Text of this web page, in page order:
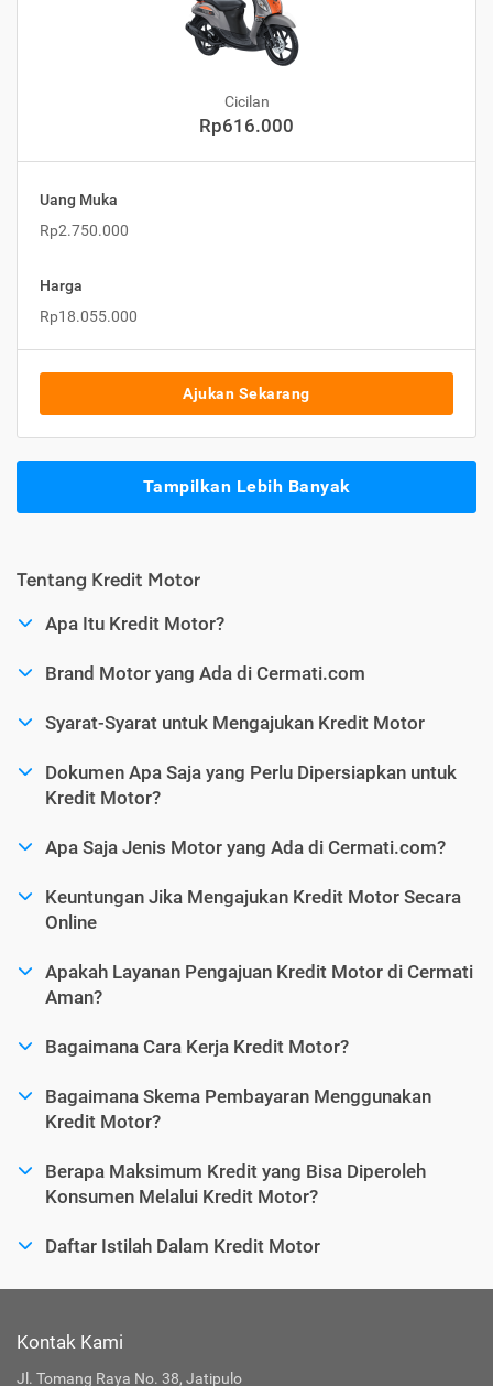
Cicilan
Rp616.000
Uang Muka
Rp2.750.000
Harga
Rp18.055.000
Ajukan Sekarang
Tampilkan Lebih Banyak
Tentang Kredit Motor
Apa Itu Kredit Motor?
Brand Motor yang Ada di Cermati.com
Syarat-Syarat untuk Mengajukan Kredit Motor
Dokumen Apa Saja yang Perlu Dipersiapkan untuk
Kredit Motor?
Apa Saja Jenis Motor yang Ada di Cermati.com?
Keuntungan Jika Mengajukan Kredit Motor Secara
Online
Apakah Layanan Pengajuan Kredit Motor di Cermati
Aman?
Bagaimana Cara Kerja Kredit Motor?
Bagaimana Skema Pembayaran Menggunakan
Kredit Motor?
Berapa Maksimum Kredit yang Bisa Diperoleh
Konsumen Melalui Kredit Motor?
Daftar Istilah Dalam Kredit Motor
Kontak Kami
Jl. Tomang Raya No. 38, Jatipulo